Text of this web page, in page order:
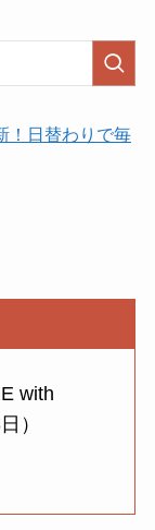
！日替わりで毎
with
）